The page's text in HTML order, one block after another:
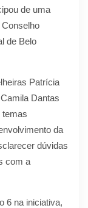
de uma
de Belo
Patrícia
Dantas
temas
da
dúvidas
com a
6 na iniciativa,